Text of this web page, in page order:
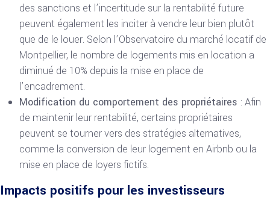
des sanctions et l’incertitude sur la rentabilité future
peuvent également les inciter à vendre leur bien plutôt
que de le louer. Selon l’Observatoire du marché locatif de
Montpellier, le nombre de logements mis en location a
diminué de 10% depuis la mise en place de
l’encadrement.
Modification du comportement des propriétaires : Afin
de maintenir leur rentabilité, certains propriétaires
peuvent se tourner vers des stratégies alternatives,
comme la conversion de leur logement en Airbnb ou la
mise en place de loyers fictifs.
Impacts positifs pour les investisseurs